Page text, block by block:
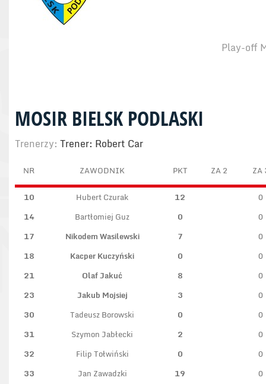
Play-off
MOSIR BIELSK PODLASKI
Trenerzy: Trener: Robert Car
NR ZAWODNIK PKT ZA 2 ZA
10 Hubert Czurak 12
0
14
Bartłomiej Guz 0
0
17
Nikodem Wasilewski 7
0
18
Kacper Kuczyński 0
0
21
Olaf Jakuć 8
0
23
Jakub Mojsiej 3
0
30
Tadeusz Borowski 0
0
31
Szymon Jabłecki 2
0
32
Filip Tołwiński 0
0
33
Jan Zawadzki 19
0